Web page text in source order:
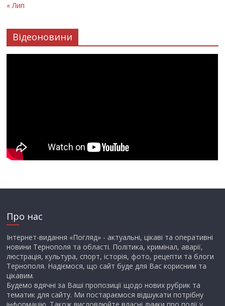
« Лип
Відеоновини
Про нас
Інтернет-видання «Погляд» - актуальні, цікаві та оперативні
новини Тернополя та області. Політика, кримінал, аварії,
люстрація, культура, спорт, історія, фото, рецепти та блоги
Тернополя. Надіємося, що сайт буде для Вас корисним та
цікавим.
Будемо вдячні за Ваші пропозиції щодо нових рубрик та
тематик для сайту. Ми постараємося відшукати потрібну